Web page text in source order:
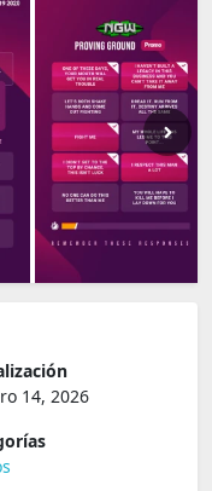
14, 2026